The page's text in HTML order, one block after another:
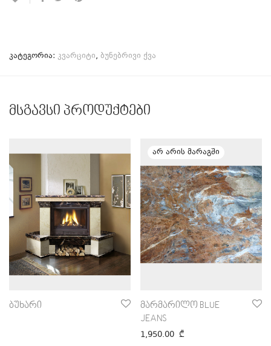
კატეგორია: კვარციტი, ბუნებრივი ქვა
მსგავსი პროდუქტები
ბუხარი
მარმარილო BLUE
JEANS
1,950.00 ₾